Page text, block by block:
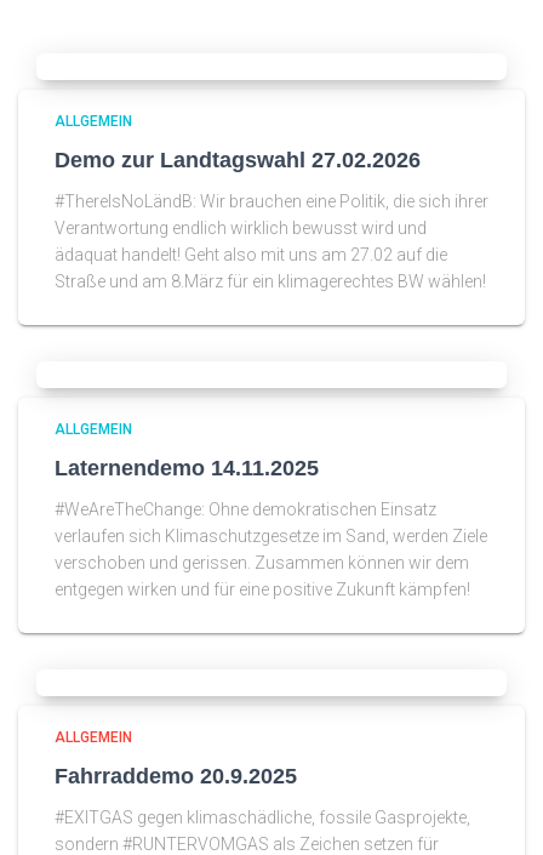
ALLGEMEIN
Demo zur Landtagswahl 27.02.2026
#ThereIsNoLändB: Wir brauchen eine Politik, die sich ihrer
Verantwortung endlich wirklich bewusst wird und
ädaquat handelt! Geht also mit uns am 27.02 auf die
Straße und am 8.März für ein klimagerechtes BW wählen!
ALLGEMEIN
Laternendemo 14.11.2025
#WeAreTheChange: Ohne demokratischen Einsatz
verlaufen sich Klimaschutzgesetze im Sand, werden Ziele
verschoben und gerissen. Zusammen können wir dem
entgegen wirken und für eine positive Zukunft kämpfen!
ALLGEMEIN
Fahrraddemo 20.9.2025
#EXITGAS gegen klimaschädliche, fossile Gasprojekte,
sondern #RUNTERVOMGAS als Zeichen setzen für